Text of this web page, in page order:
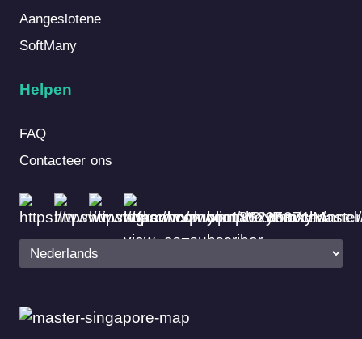
Aangeslotene
SoftMany
Helpen
FAQ
Contacteer ons